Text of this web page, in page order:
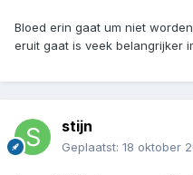
Bloed erin gaat um niet
eruit gaat is veek belangrijker
stijn
Geplaatst: 18 oktober